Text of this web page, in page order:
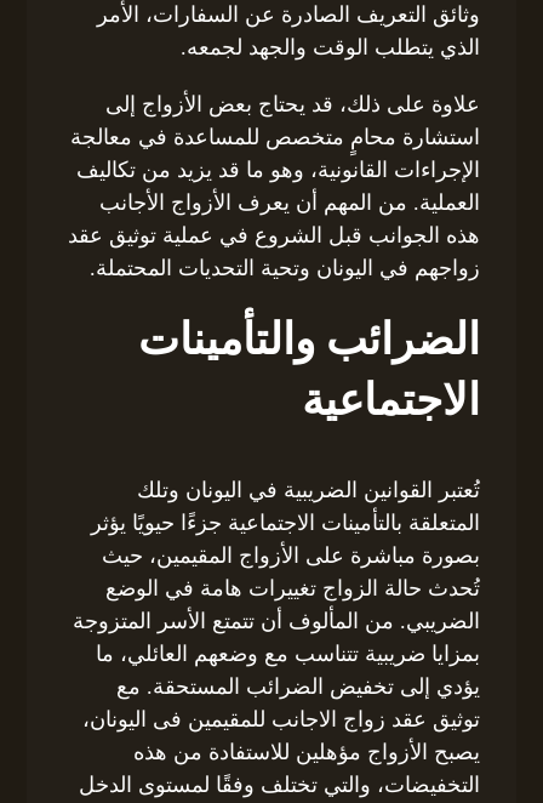
وثائق التعريف الصادرة عن السفارات، الأمر
الذي يتطلب الوقت والجهد لجمعه.
علاوة على ذلك، قد يحتاج بعض الأزواج إلى
استشارة محامٍ متخصص للمساعدة في معالجة
الإجراءات القانونية، وهو ما قد يزيد من تكاليف
العملية. من المهم أن يعرف الأزواج الأجانب
هذه الجوانب قبل الشروع في عملية توثيق عقد
زواجهم في اليونان وتحية التحديات المحتملة.
الضرائب والتأمينات
الاجتماعية
تُعتبر القوانين الضريبية في اليونان وتلك
المتعلقة بالتأمينات الاجتماعية جزءًا حيويًا يؤثر
بصورة مباشرة على الأزواج المقيمين، حيث
تُحدث حالة الزواج تغييرات هامة في الوضع
الضريبي. من المألوف أن تتمتع الأسر المتزوجة
بمزايا ضريبية تتناسب مع وضعهم العائلي، ما
يؤدي إلى تخفيض الضرائب المستحقة. مع
توثيق عقد زواج الاجانب للمقيمين فى اليونان،
يصبح الأزواج مؤهلين للاستفادة من هذه
التخفيضات، والتي تختلف وفقًا لمستوى الدخل